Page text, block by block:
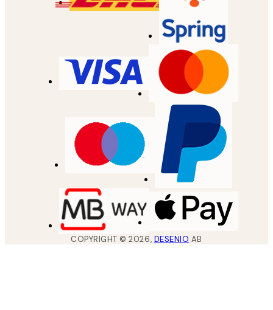
COPYRIGHT ©2026, DESENIO AB